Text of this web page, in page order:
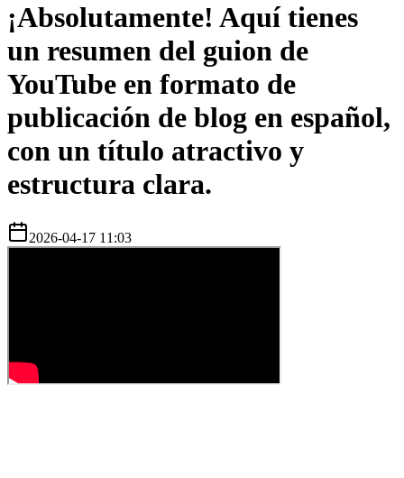
¡Absolutamente! Aquí tienes
un resumen del guion de
YouTube en formato de
publicación de blog en español,
con un título atractivo y
estructura clara.
2026-04-17 11:03